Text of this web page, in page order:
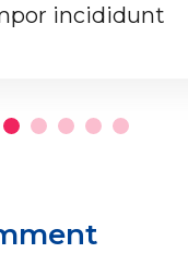
incididunt